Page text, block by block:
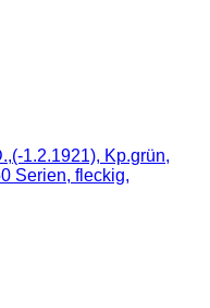
1.2.1921), Kp.grün,
Serien, fleckig,